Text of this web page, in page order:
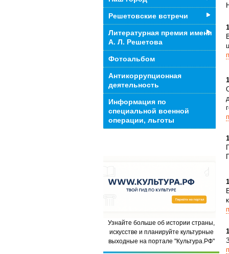
Решетовские встречи
Литературная премия имени
А. Л. Решетова
Фотоальбом
Антикоррупционная
деятельность
Информация по
специальной военной
операции, льготы
Узнайте больше об истории страны,
искусстве и планируйте культурные
выходные на портале "Культура.РФ"